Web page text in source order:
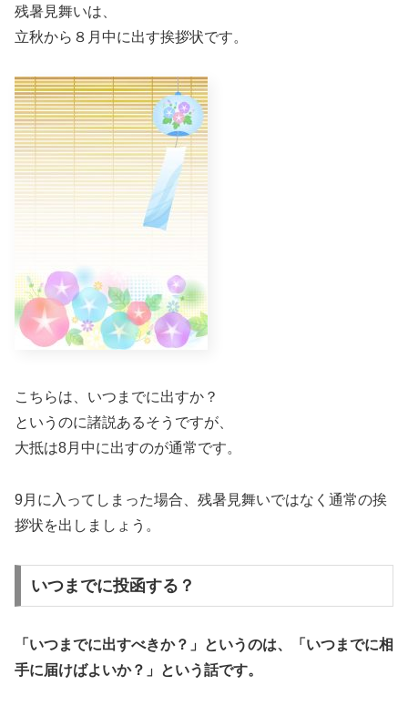
残暑見舞いは、
立秋から８月中に出す挨拶状です。
こちらは、いつまでに出すか？
というのに諸説あるそうですが、
大抵は8月中に出すのが通常です。
9月に入ってしまった場合、残暑見舞いではなく通常の挨
拶状を出しましょう。
いつまでに投函する？
「いつまでに出すべきか？」というのは、「いつまでに相
手に届けばよいか？」という話です。